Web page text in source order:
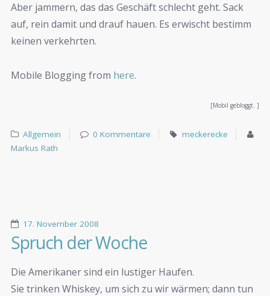
Aber jammern, das das Geschäft schlecht geht. Sack
auf, rein damit und drauf hauen. Es erwischt bestimm
keinen verkehrten.
Mobile Blogging from here.
[Mobil gebloggt. ]
Allgemein 0 Kommentare
meckerecke
Markus Rath
17. November 2008
Spruch der Woche
Die Amerikaner sind ein lustiger Haufen.
Sie trinken Whiskey, um sich zu wir wärmen; dann tun